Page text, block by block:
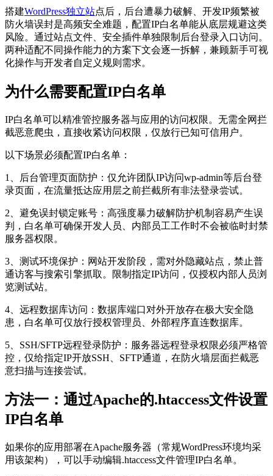
搭建WordPress独立站点后，后台遭暴力破解、开发IP频繁被
防火墙误封是高频安全难题，配置IP白名单能从底层规避这类
风险。通过站点文件、安全插件单独限制后台登录入口访问。
两种适配不同操作能力的方案下文会逐一拆解，兼顾新手可视
化操作与开发者自定义规则需求。
为什么需要配置IP白名单
IP白名单可以精准管控服务器与应用的访问权限。无需全网拦
截恶意爬虫，直接收紧访问权限，仅放行已知可信用户。
以下场景必须配置IP白名单：
1、后台管理页面防护：仅允许团队IP访问wp-admin等后台登
录页面，在流量抵达应用层之前拦截所有非法登录尝试。
2、避免误封锁定账号：高强度暴力破解防护机制容易产生误
判，白名单可确保开发人员、内部员工工作时不会被临时封禁
服务器权限。
3、测试环境保护：网站开发阶段，需对外隐藏站点，禁止普
通访客与搜索引擎抓取。限制指定IP访问，仅授权内部人员浏
览测试站。
4、远程数据库访问：数据库端口对外开放存在极大安全隐
患，白名单可仅放行授权管理员、外部程序直连数据库。
5、SSH/SFTP远程登录防护：服务器远程登录权限必须严格管
控，仅给指定IP开放SSH、SFTP通道，在防火墙层面拦截恶
意扫描与连接尝试。
方法一：通过Apache的.htaccess文件设置
IP白名单
如果你的应用部署在Apache服务器（常规WordPress环境均采
用该架构），可以手动编辑.htaccess文件管理IP白名单。